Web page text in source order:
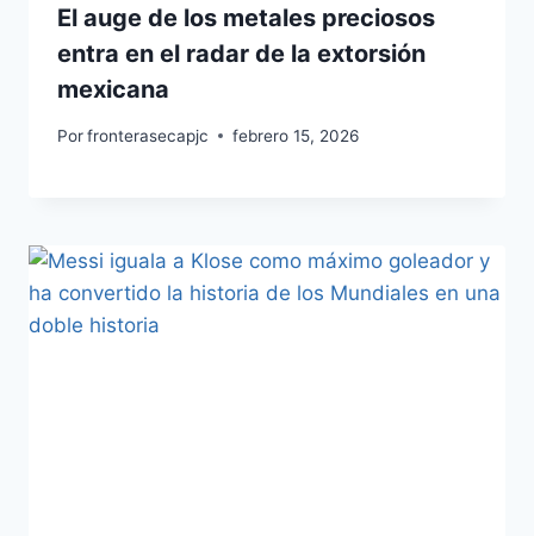
El auge de los metales preciosos
entra en el radar de la extorsión
mexicana
Porfronterasecapjc febrero 15, 2026